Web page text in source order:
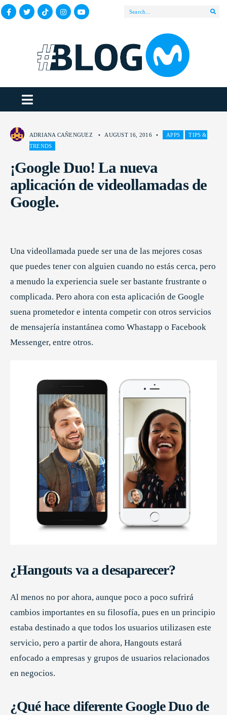
ADRIANA CAÑENGUEZ • AUGUST 16, 2016 • APPS
TIPS &
TRENDS
¡Google Duo! La nueva
aplicación de videollamadas de
Google.
Una videollamada puede ser una de las mejores cosas
que puedes tener con alguien cuando no estás cerca, pero
a menudo la experiencia suele ser bastante frustrante o
complicada. Pero ahora con esta aplicación de Google
suena prometedor e intenta competir con otros servicios
de mensajería instantánea como Whastapp o Facebook
Messenger, entre otros.
¿Hangouts va a desaparecer?
Al menos no por ahora, aunque poco a poco sufrirá
cambios importantes en su filosofía, pues en un principio
estaba destinado a que todos los usuarios utilizasen este
servicio, pero a partir de ahora, Hangouts estará
enfocado a empresas y grupos de usuarios relacionados
en negocios.
¿Qué hace diferente Google Duo de